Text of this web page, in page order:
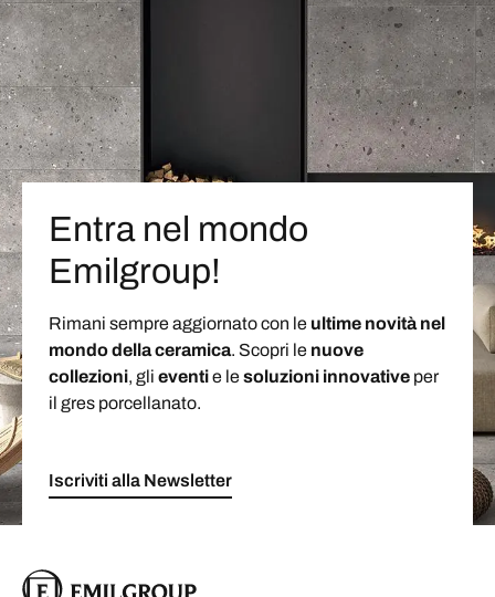
Entra nel mondo
Emilgroup!
Rimani sempre aggiornato con le ultime novità nel
mondo della ceramica. Scopri le nuove
collezioni, gli eventie lesoluzioni innovative per
il gres porcellanato.
Iscriviti alla Newsletter